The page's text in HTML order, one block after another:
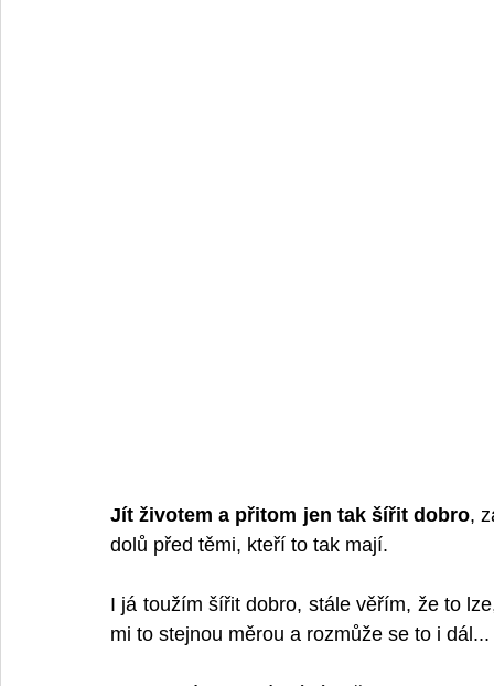
Jít životem a přitom jen tak šířit dobro,
dolů před těmi, kteří to tak mají.
I já toužím šířit dobro, stále věřím, že to
mi to stejnou měrou a rozmůže se to i dál...